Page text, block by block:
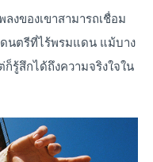
งของเขาสามารถเชื่อม
นตรีที่ไร้พรมแดน แม้บาง
รู้สึกได้ถึงความจริงใจใน